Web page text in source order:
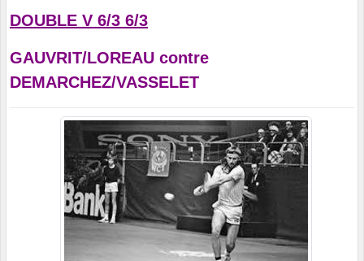
DOUBLE V 6/3 6/3
GAUVRIT/LOREAU contre
DEMARCHEZ/VASSELET